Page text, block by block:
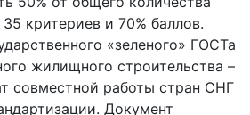
критериев и 70% баллов.
«зеленого» ГОСТа
жилищного строительства –
совместной работы стран СНГ
Документ